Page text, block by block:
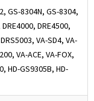
GS-8304N, GS-8304,
DRE4500,
VA-SD4, VA-
VA-ACE, VA-FOX,
HD-GS9305B, HD-